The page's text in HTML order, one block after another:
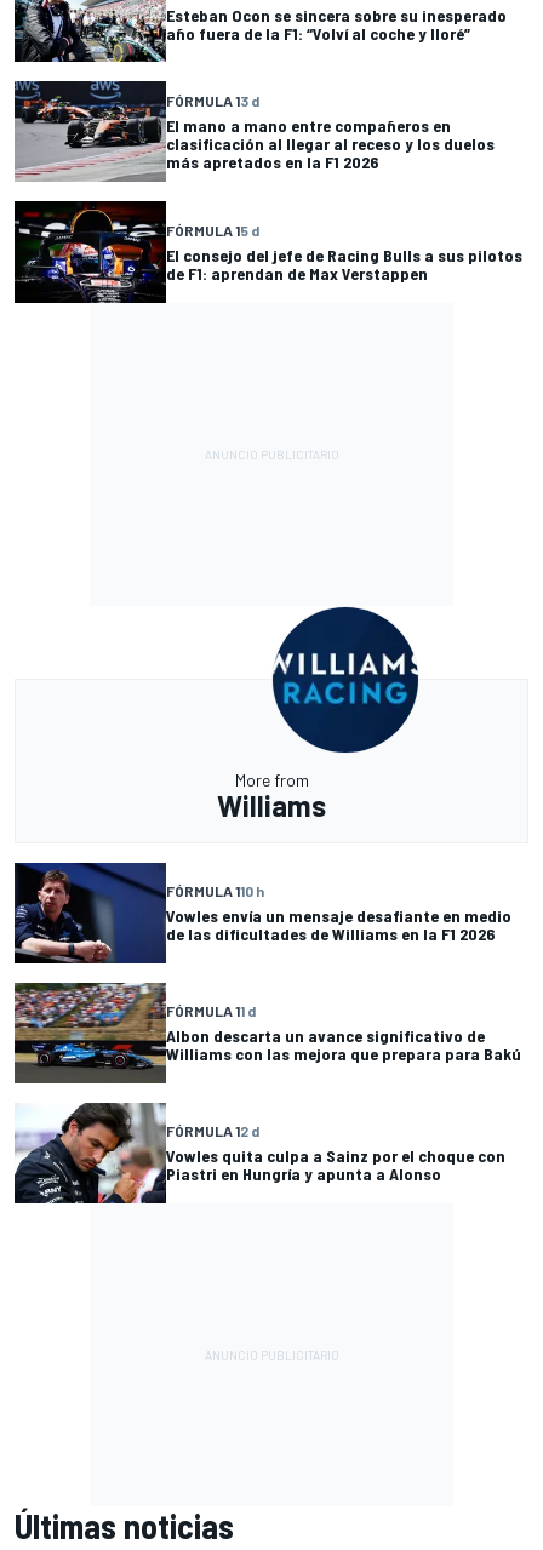
Esteban Ocon se sincera sobre su inesperado
año fuera de la F1: “Volví al coche y lloré”
FÓRMULA 13 d
El mano a mano entre compañeros en
clasificación al llegar al receso y los duelos
más apretados en la F1 2026
FÓRMULA 15 d
El consejo del jefe de Racing Bulls a sus pilotos
de F1: aprendan de Max Verstappen
More from
Williams
FÓRMULA 110 h
Vowles envía un mensaje desafiante en medio
de las dificultades de Williams en la F1 2026
FÓRMULA 11 d
Albon descarta un avance significativo de
Williams con las mejora que prepara para Bakú
FÓRMULA 12 d
Vowles quita culpa a Sainz por el choque con
Piastri en Hungría y apunta a Alonso
Últimas noticias